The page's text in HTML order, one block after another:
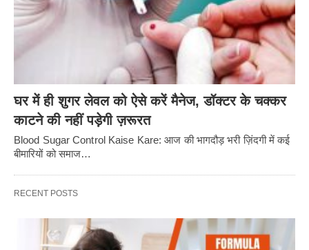
घर में ही शुगर लेवल को ऐसे करें मैनेज, डॉक्टर के चक्कर
काटने की नहीं पड़ेगी ज़रूरत
Blood Sugar Control Kaise Kare: आज की भागदौड़ भरी ज़िंदगी में कई
बीमारियों को समाज…
RECENT POSTS